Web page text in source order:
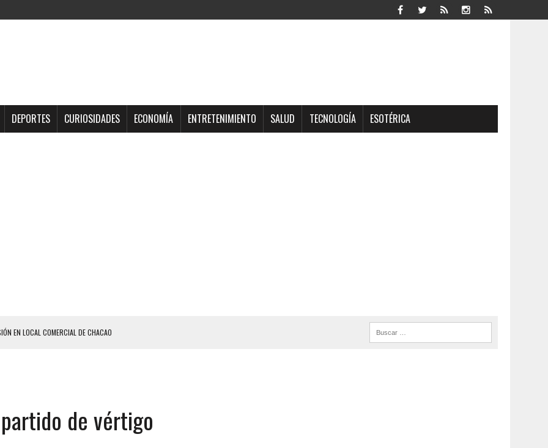
DEPORTES CURIOSIDADES ECONOMÍA ENTRETENIMIENTO SALUD TECNOLOGÍA ESOTÉRICA
EN LOCAL COMERCIAL DE CHACAO
SECTORES VECINOS
Y ABUSADA POR LA PAREJA DE SU ABUELA
de vértigo